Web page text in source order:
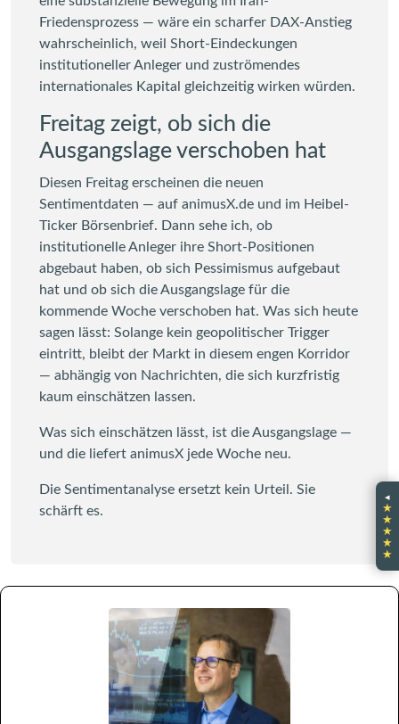
Friedensprozess — wäre ein scharfer DAX-Anstieg
wahrscheinlich, weil Short-Eindeckungen
institutioneller Anleger und zuströmendes
internationales Kapital gleichzeitig wirken würden.
Freitag zeigt, ob sich die
Ausgangslage verschoben hat
Diesen Freitag erscheinen die neuen
Sentimentdaten — auf animusX.de und im Heibel-
Ticker Börsenbrief. Dann sehe ich, ob
institutionelle Anleger ihre Short-Positionen
abgebaut haben, ob sich Pessimismus aufgebaut
hat und ob sich die Ausgangslage für die
kommende Woche verschoben hat. Was sich heute
sagen lässt: Solange kein geopolitischer Trigger
eintritt, bleibt der Markt in diesem engen Korridor
— abhängig von Nachrichten, die sich kurzfristig
kaum einschätzen lassen.
Was sich einschätzen lässt, ist die Ausgangslage —
und die liefert animusX jede Woche neu.
Die Sentimentanalyse ersetzt kein Urteil. Sie
schärft es.
◂
★
★
★
★
★